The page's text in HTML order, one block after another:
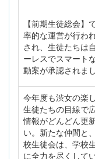
【前期生徒総会】
率的な運営が行わ
され、生徒たちは
ーレスでスマート
動案が承認されまし
今年度も渋女の楽
生徒たちの目線で
情報がどんどん更
い。新たな仲間と
校生徒会は、学校
に全力を尽くして